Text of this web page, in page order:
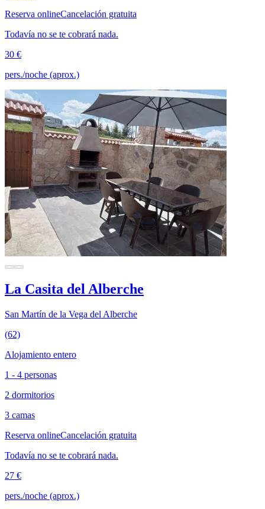
Reserva onlineCancelación gratuita
Todavía no se te cobrará nada.
30 €
pers./noche (aprox.)
La Casita del Alberche
San Martín de la Vega del Alberche
(62)
Alojamiento entero
1 - 4 personas
2 dormitorios
3 camas
Reserva onlineCancelación gratuita
Todavía no se te cobrará nada.
27 €
pers./noche (aprox.)